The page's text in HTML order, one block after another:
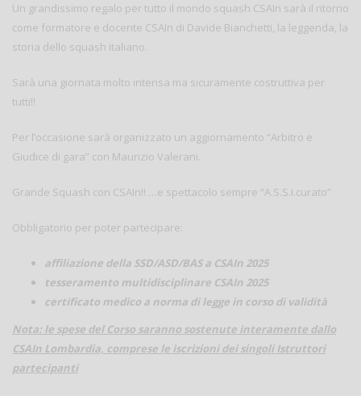
Un grandissimo regalo per tutto il mondo squash CSAIn sarà il ritorno
come formatore e docente CSAIn di Davide Bianchetti, la leggenda, la
storia dello squash italiano.
Sarà una giornata molto intensa ma sicuramente costruttiva per
tutti!!
Per l’occasione sarà organizzato un aggiornamento “Arbitro e
Giudice di gara” con Maurizio Valerani.
Grande Squash con CSAIn!! …e spettacolo sempre “A.S.S.I.curato”
Obbligatorio per poter partecipare:
affiliazione della SSD/ASD/BAS a CSAIn 2025
tesseramento multidisciplinare CSAIn 2025
certificato medico a norma di legge in corso di validità
Nota: le spese del Corso saranno sostenute interamente dallo
CSAIn Lombardia, comprese le iscrizioni dei singoli Istruttori
partecipanti